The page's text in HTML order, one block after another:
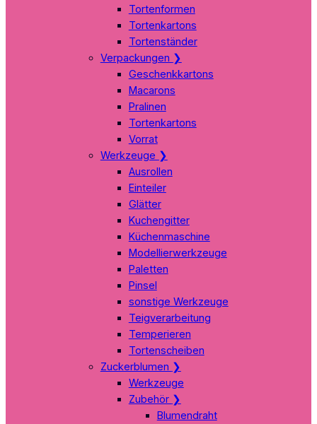
Tortenformen
Tortenkartons
Tortenständer
Verpackungen ❯
Geschenkkartons
Macarons
Pralinen
Tortenkartons
Vorrat
Werkzeuge ❯
Ausrollen
Einteiler
Glätter
Kuchengitter
Küchenmaschine
Modellierwerkzeuge
Paletten
Pinsel
sonstige Werkzeuge
Teigverarbeitung
Temperieren
Tortenscheiben
Zuckerblumen ❯
Werkzeuge
Zubehör ❯
Blumendraht